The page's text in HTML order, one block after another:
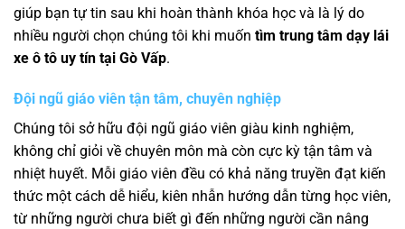
giúp bạn tự tin sau khi hoàn thành khóa học và là lý do
nhiều người chọn chúng tôi khi muốn tìm trung tâm dạy lái
xe ô tô uy tín tại Gò Vấp.
Đội ngũ giáo viên tận tâm, chuyên nghiệp
Chúng tôi sở hữu đội ngũ giáo viên giàu kinh nghiệm,
không chỉ giỏi về chuyên môn mà còn cực kỳ tận tâm và
nhiệt huyết. Mỗi giáo viên đều có khả năng truyền đạt kiến
thức một cách dễ hiểu, kiên nhẫn hướng dẫn từng học viên,
từ những người chưa biết gì đến những người cần nâng